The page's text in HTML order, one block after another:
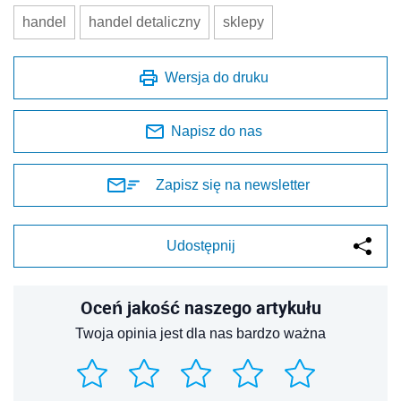
handel handel detaliczny sklepy
Wersja do druku
Napisz do nas
Zapisz się na newsletter
Udostępnij
Oceń jakość naszego artykułu
Twoja opinia jest dla nas bardzo ważna